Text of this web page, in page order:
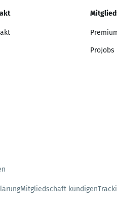
ProJobs
Mitgliedschaft kündigen